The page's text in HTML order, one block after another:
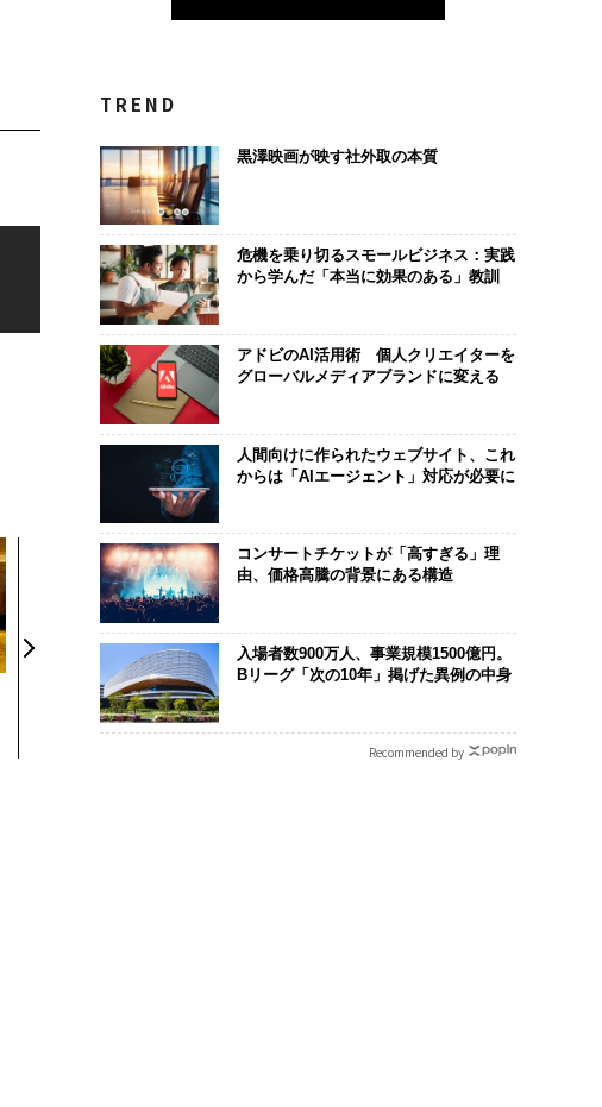
“泊まる”を超えて──エ
スパシオが描く、新しい
日本のラグジュアリー
（前編）
なぜ“眠っていた環境技
術”が、下水インフラを
月島JFEアクアソリュー
ションの10年
AIが変えるの
ow Better」
くり方
TREND
黒澤映画が映す社外取の本質
危機を乗り切るスモールビジネス：実践
から学んだ「本当に効果のある」教訓
アドビのAI活用術 個人クリエイターを
グローバルメディアブランドに変える
人間向けに作られたウェブサイト、これ
からは「AIエージェント」対応が必要に
コンサートチケットが「高すぎる」理
由、価格高騰の背景にある構造
入場者数900万人、事業規模1500億円。
Bリーグ「次の10年」掲げた異例の中身
Recommended by